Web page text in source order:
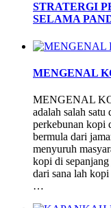
STRATERGI
SELAMA
MENGENAL
MENGENAL
adalah salah satu
perkebunan kopi
bermula dari
menyuruh
kopi di
dari sana lah
…